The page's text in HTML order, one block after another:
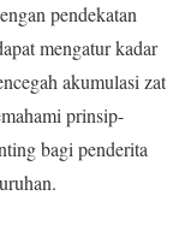
pendekatan
mengatur kadar
akumulasi zat
prinsip-
bagi penderita